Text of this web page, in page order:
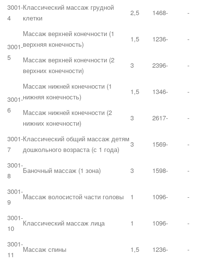
3001-
4
Классический массаж грудной
клетки
2,5 1468- -
3001-
5
Массаж верхней конечности (1
верхняя конечность)
1,5 1236- -
Массаж верхней конечности (2
верхних конечности)
3 2396- -
3001-
6
Массаж нижней конечности (1
нижняя конечность)
1,5 1346- -
Массаж нижней конечности (2
нижних конечности)
3 2617- -
3001-
7
Классический общий массаж детям
дошкольного возраста (с 1 года)
3 1569- -
3001-
8
Баночный массаж (1 зона) 3 1598- -
3001-
9
Массаж волосистой части головы 1 1096- -
3001-
10
Классический массаж лица 1 1096- -
3001-
11
Массаж спины 1,5 1236- -